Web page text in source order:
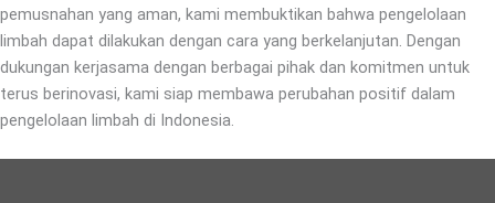
pemusnahan yang aman, kami membuktikan bahwa pengelolaan
limbah dapat dilakukan dengan cara yang berkelanjutan. Dengan
dukungan kerjasama dengan berbagai pihak dan komitmen untuk
terus berinovasi, kami siap membawa perubahan positif dalam
pengelolaan limbah di Indonesia.